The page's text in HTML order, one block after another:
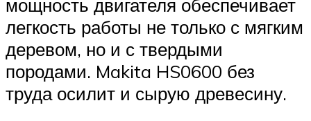
мощность двигателя обеспечивает
легкость работы не только с мягким
деревом, но и с твердыми
породами. Makita HS0600 без
труда осилит и сырую древесину.